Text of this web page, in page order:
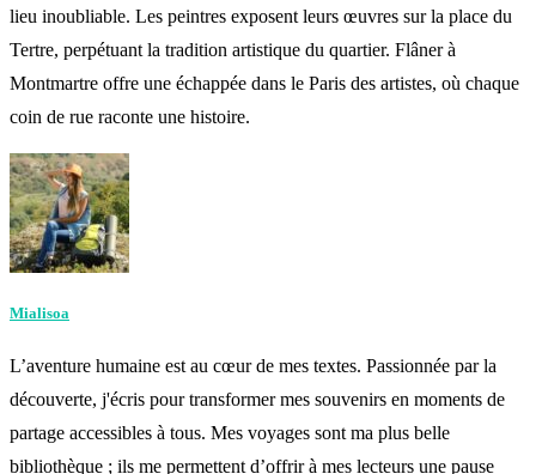
lieu inoubliable. Les peintres exposent leurs œuvres sur la place du
Tertre, perpétuant la tradition artistique du quartier. Flâner à
Montmartre offre une échappée dans le Paris des artistes, où chaque
coin de rue raconte une histoire.
Mialisoa
L’aventure humaine est au cœur de mes textes. Passionnée par la
découverte, j'écris pour transformer mes souvenirs en moments de
partage accessibles à tous. Mes voyages sont ma plus belle
bibliothèque ; ils me permettent d’offrir à mes lecteurs une pause